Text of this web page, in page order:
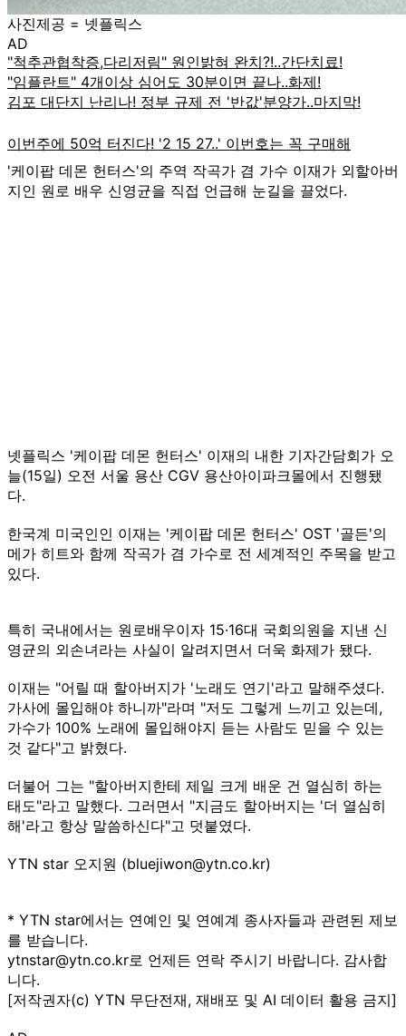
사진제공 = 넷플릭스
AD
'케이팝 데몬 헌터스'의 주역 작곡가 겸 가수 이재가 외할아버
지인 원로 배우 신영균을 직접 언급해 눈길을 끌었다.
넷플릭스 '케이팝 데몬 헌터스' 이재의 내한 기자간담회가 오
늘(15일) 오전 서울 용산 CGV 용산아이파크몰에서 진행됐
다.
한국계 미국인인 이재는 '케이팝 데몬 헌터스' OST '골든'의
메가 히트와 함께 작곡가 겸 가수로 전 세계적인 주목을 받고
있다.
특히 국내에서는 원로배우이자 15·16대 국회의원을 지낸 신
영균의 외손녀라는 사실이 알려지면서 더욱 화제가 됐다.
이재는 "어릴 때 할아버지가 '노래도 연기'라고 말해주셨다.
가사에 몰입해야 하니까"라며 "저도 그렇게 느끼고 있는데,
가수가 100% 노래에 몰입해야지 듣는 사람도 믿을 수 있는
것 같다"고 밝혔다.
더불어 그는 "할아버지한테 제일 크게 배운 건 열심히 하는
태도"라고 말했다. 그러면서 "지금도 할아버지는 '더 열심히
해'라고 항상 말씀하신다"고 덧붙였다.
YTN star 오지원 (bluejiwon@ytn.co.kr)
* YTN star에서는 연예인 및 연예계 종사자들과 관련된 제보
를 받습니다.
ytnstar@ytn.co.kr로 언제든 연락 주시기 바랍니다. 감사합
니다.
[저작권자(c) YTN 무단전재, 재배포 및 AI 데이터 활용 금지]